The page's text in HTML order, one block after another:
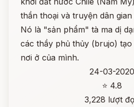
thần thoại và truyện dân
Nó là "sản phẩm" tà ma dị
các thầy phủ thủy (brujo)
nơi ở của mình.
24-03-2020
⭐ 4.8
3,228 lượt